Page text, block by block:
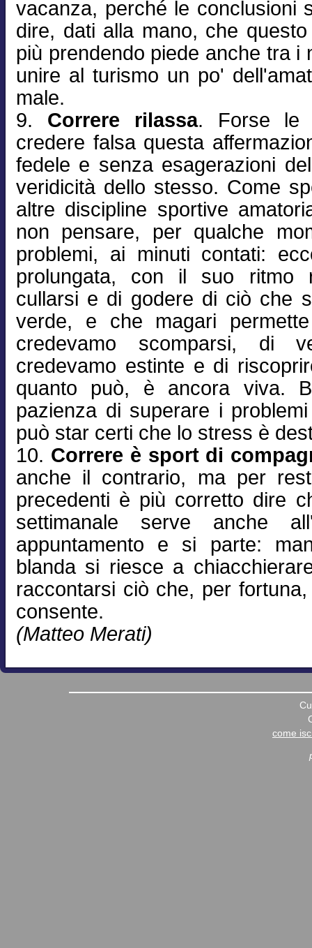
vacanza, perché le conclusioni
dire, dati alla mano, che
più prendendo piede anche tra i
unire al turismo un po'
male.
9. Correre rilassa. Forse le
credere falsa questa
fedele e senza esagerazioni
veridicità dello stesso. Come
altre discipline sportive
non pensare, per qualche
problemi, ai minuti contati:
prolungata, con il suo ritmo
cullarsi e di godere di ciò che
verde, e che magari
credevamo scomparsi, di
credevamo estinte e di
quanto può, è ancora viva.
pazienza di superare i
può star certi che lo stress è
10. Correre è sport di
anche il contrario, ma per
precedenti è più corretto dire
settimanale serve anche
appuntamento e si parte:
blanda si riesce a
raccontarsi ciò che, per
consente.
(Matteo Merati)
come